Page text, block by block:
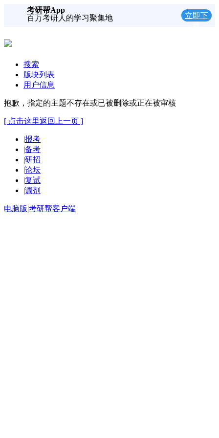
考研帮App
百万考研人的学习聚集地
立即下
搜索
版块列表
用户信息
抱歉，指定的主题不存在或已被删除或正在被审核
[ 点击这里返回上一页 ]
|报考
|备考
|研招
|论坛
|复试
|调剂
电脑版|考研帮客户端